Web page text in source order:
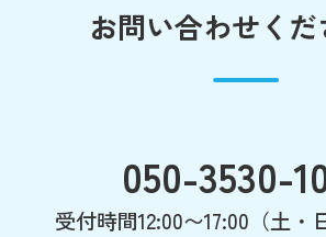
お問い合わせくだ
050-3530-
受付時間12:00〜17:00（土・